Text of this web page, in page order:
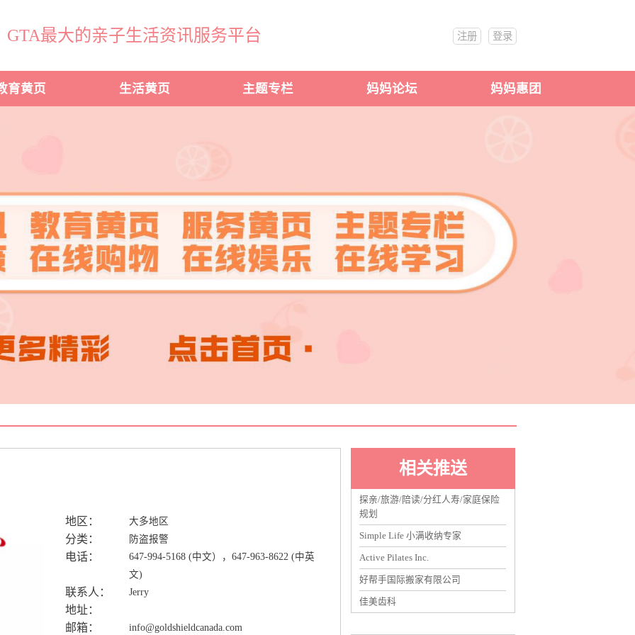
GTA最大的亲子生活资讯服务平台 注册 登录
育黄页 生活黄页 主题专栏 妈妈论坛 妈妈惠团
地区： 大多地区
分类： 防盗报警
电话：
647-994-5168 (中文），647-963-8622 (中英
文)
联系人： Jerry
地址：
邮箱：
info@goldshieldcanada.com
相关推送
探亲/旅游/陪读/分红人寿/家庭保险
规划
Simple Life 小满收纳专家
Active Pilates Inc.
好帮手国际搬家有限公司
佳美齿科